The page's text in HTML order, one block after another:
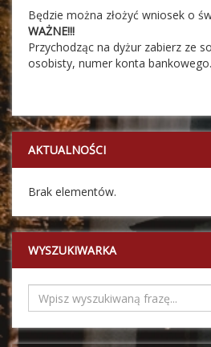
Będzie można złożyć wniosek o
WAŻNE!!!
Przychodząc na dyżur zabierz ze
osobisty, numer konta bankowego.
AKTUALNOŚCI
Brak elementów.
WYSZUKIWARKA